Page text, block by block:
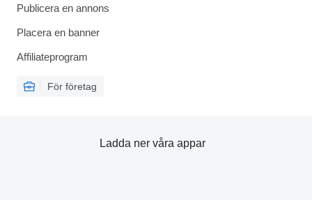
Publicera en annons
Placera en banner
Affiliateprogram
För företag
Ladda ner våra appar